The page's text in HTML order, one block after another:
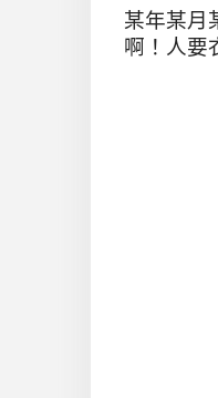
某年某月
啊！人要